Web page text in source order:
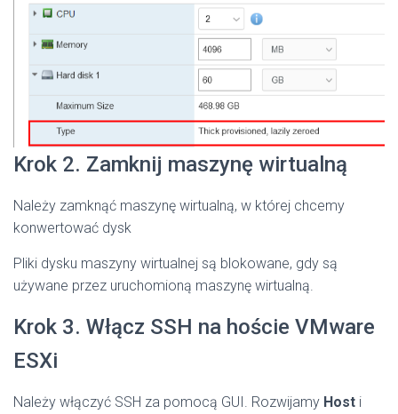
Krok 2. Zamknij maszynę wirtualną
Należy zamknąć maszynę wirtualną, w której chcemy
konwertować dysk
Pliki dysku maszyny wirtualnej są blokowane, gdy są
używane przez uruchomioną maszynę wirtualną.
Krok 3. Włącz SSH na hoście VMware
ESXi
Należy włączyć SSH za pomocą GUI. Rozwijamy Host i